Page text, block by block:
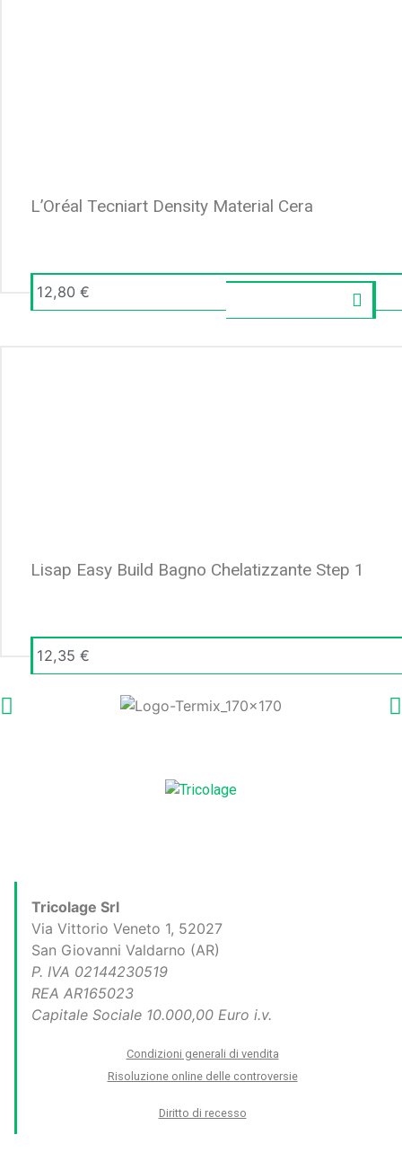
L’Oréal Tecniart Density Material Cera
12,80 €
Lisap Easy Build Bagno Chelatizzante Step 1
12,35 €
Tricolage Srl
Via Vittorio Veneto 1, 52027
San Giovanni Valdarno (AR)
P. IVA 02144230519
REA AR165023
Capitale Sociale 10.000,00 Euro i.v.
Condizioni generali di vendita
Risoluzione online delle controversie
Diritto di recesso